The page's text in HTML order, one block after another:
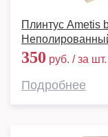
Плинтус Ametis
350 руб. / за шт.
Подробнее